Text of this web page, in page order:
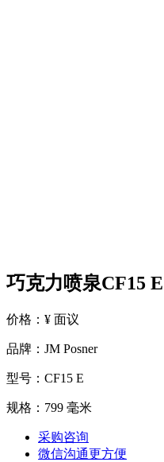
巧克力喷泉CF15 E
价格：¥ 面议
品牌：JM Posner
型号：CF15 E
规格：799 毫米
采购咨询
微信沟通更方便